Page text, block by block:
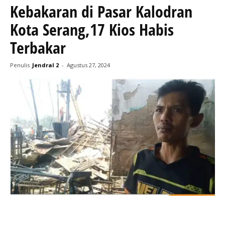
Kebakaran di Pasar Kalodran
Kota Serang,17 Kios Habis
Terbakar
Penulis Jendral 2 - Agustus 27, 2024